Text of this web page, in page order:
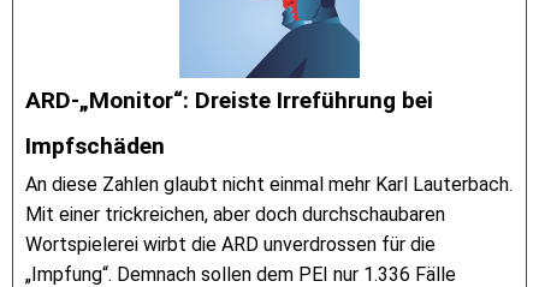
ARD-„Monitor“: Dreiste Irreführung bei
Impfschäden
An diese Zahlen glaubt nicht einmal mehr Karl Lauterbach.
Mit einer trickreichen, aber doch durchschaubaren
Wortspielerei wirbt die ARD unverdrossen für die
„Impfung“. Demnach sollen dem PEI nur 1.336 Fälle